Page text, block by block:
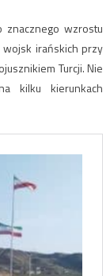
znacznego wzrostu
wojsk irańskich przy
Turcji. Nie
kilku kierunkach